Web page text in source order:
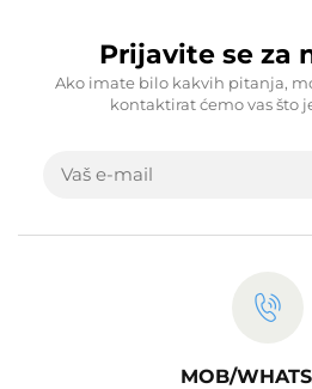
Prijavite se za
Ako imate bilo kakvih pitanja,
kontaktirat ćemo vas što
MOB/